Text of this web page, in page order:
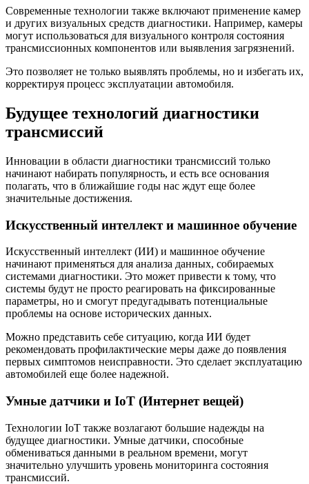
Современные технологии также включают применение камер
и других визуальных средств диагностики. Например, камеры
могут использоваться для визуального контроля состояния
трансмиссионных компонентов или выявления загрязнений.
Это позволяет не только выявлять проблемы, но и избегать их,
корректируя процесс эксплуатации автомобиля.
Будущее технологий диагностики
трансмиссий
Инновации в области диагностики трансмиссий только
начинают набирать популярность, и есть все основания
полагать, что в ближайшие годы нас ждут еще более
значительные достижения.
Искусственный интеллект и машинное обучение
Искусственный интеллект (ИИ) и машинное обучение
начинают применяться для анализа данных, собираемых
системами диагностики. Это может привести к тому, что
системы будут не просто реагировать на фиксированные
параметры, но и смогут предугадывать потенциальные
проблемы на основе исторических данных.
Можно представить себе ситуацию, когда ИИ будет
рекомендовать профилактические меры даже до появления
первых симптомов неисправности. Это сделает эксплуатацию
автомобилей еще более надежной.
Умные датчики и IoT (Интернет вещей)
Технологии IoT также возлагают большие надежды на
будущее диагностики. Умные датчики, способные
обмениваться данными в реальном времени, могут
значительно улучшить уровень мониторинга состояния
трансмиссий.